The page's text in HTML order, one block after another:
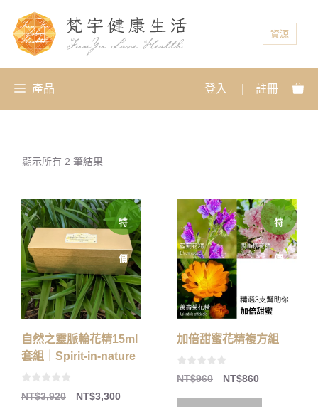
資源
產品 登入 註冊
顯示所有 2 筆結果
特
價
自然之靈脈輪花精15ml
套組｜Spirit-in-nature
0
o
NT$3,920 NT$3,300
特
價
加倍甜蜜花精複方組
0
o
NT$960 NT$860